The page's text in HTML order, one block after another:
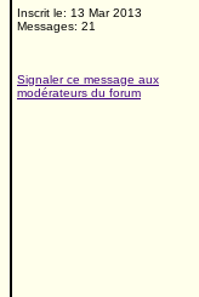
Inscrit le: 13 Mar 2013
Messages: 21
Signaler ce message aux
modérateurs du forum